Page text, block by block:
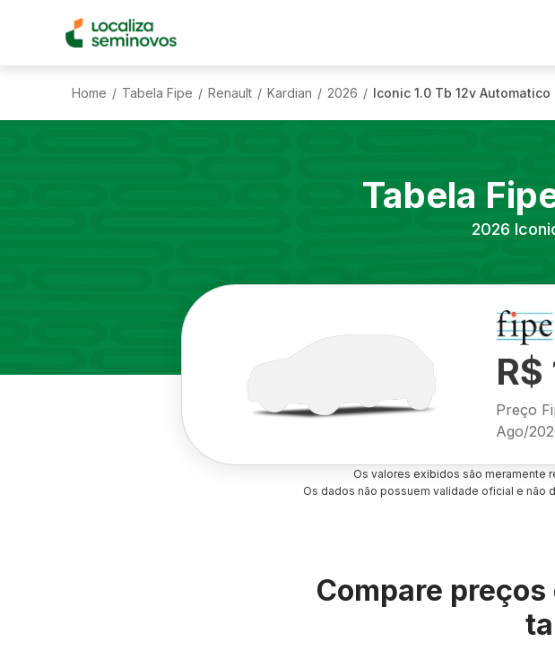
Home / Tabela Fipe / Renault / Kardian / 2026 / Iconic 1.0 Tb 12v Automatico
Tabela
2026
R$
Preço
Ago/
Os valores exibidos são meramente
Os dados não possuem validade oficial e não
Compare